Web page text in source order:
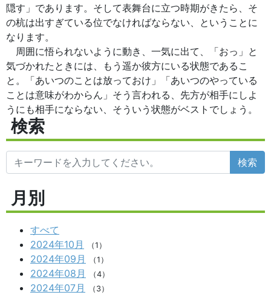
隠す」であります。そして表舞台に立つ時期がきたら、そ
の杭は出すぎている位でなければならない、ということに
なります。
周囲に悟られないように動き、一気に出て、「おっ」と
気づかれたときには、もう遥か彼方にいる状態であるこ
と。「あいつのことは放っておけ」「あいつのやっている
ことは意味がわからん」そう言われる、先方が相手にしよ
うにも相手にならない、そういう状態がベストでしょう。
検索
検索
月別
すべて
2024年10月
（1）
2024年09月 （1）
2024年08月 （4）
2024年07月 （3）